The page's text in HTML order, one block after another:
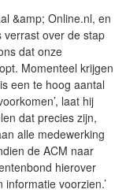
&amp; Online.nl, en
verrast over de stap
dat onze
Momenteel krijgen
een te hoog aantal
laat hij
dat precies zijn,
alle medewerking
de ACM naar
hierover
voorzien.’